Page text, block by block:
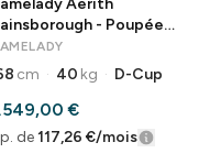
Aerith
- Poupée
en TPE
cm · 40 kg · D-Cup
€
de117,26 €/mois